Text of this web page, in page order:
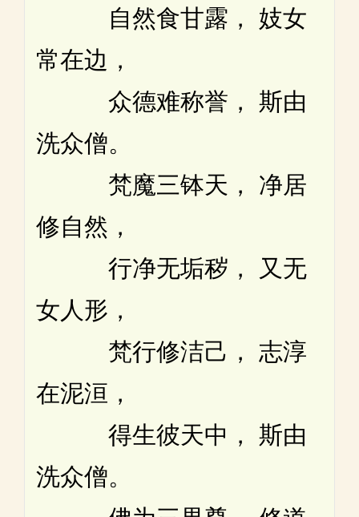
自然食甘露， 妓女
常在边，
众德难称誉， 斯由
洗众僧。
梵魔三钵天， 净居
修自然，
行净无垢秽， 又无
女人形，
梵行修洁己， 志淳
在泥洹，
得生彼天中， 斯由
洗众僧。